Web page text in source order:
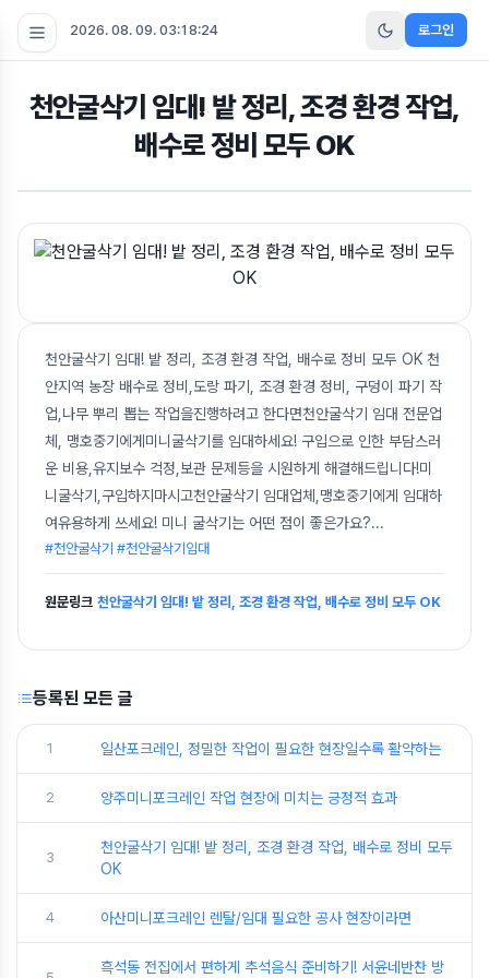
2026. 08. 09. 03:18:24 로그인
천안굴삭기 임대! 밭 정리, 조경 환경 작업,
배수로 정비 모두 OK
천안굴삭기 임대! 밭 정리, 조경 환경 작업, 배수로 정비 모두 OK 천
안지역 농장 배수로 정비,도랑 파기, 조경 환경 정비, 구덩이 파기 작
업,나무 뿌리 뽑는 작업을진행하려고 한다면천안굴삭기 임대 전문업
체, 맹호중기에게미니굴삭기를 임대하세요! 구입으로 인한 부담스러
운 비용,유지보수 걱정,보관 문제등을 시원하게 해결해드립니다!미
니굴삭기,구입하지마시고천안굴삭기 임대업체,맹호중기에게 임대하
여유용하게 쓰세요! 미니 굴삭기는 어떤 점이 좋은가요?...
#천안굴삭기 #천안굴삭기임대
원문링크 천안굴삭기 임대! 밭 정리, 조경 환경 작업, 배수로 정비 모두 OK
등록된 모든 글
1 일산포크레인, 정밀한 작업이 필요한 현장일수록 활약하는
2 양주미니포크레인 작업 현장에 미치는 긍정적 효과
3
천안굴삭기 임대! 밭 정리, 조경 환경 작업, 배수로 정비 모두
OK
4 아산미니포크레인 렌탈/임대 필요한 공사 현장이라면
흑석동 전집에서 편하게 추석음식 준비하기! 서윤네반찬 방